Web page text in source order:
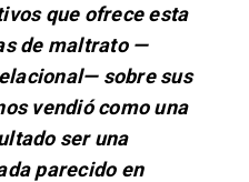
que ofrece esta
de maltrato —
sobre sus
vendió como una
ser una
parecido en